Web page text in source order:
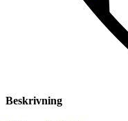
Beskrivning